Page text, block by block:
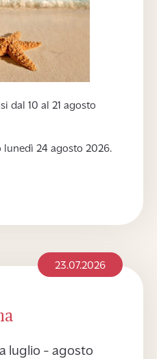
dal 10 al 21 agosto
24 agosto 2026.
23.07.2026
luglio - agosto